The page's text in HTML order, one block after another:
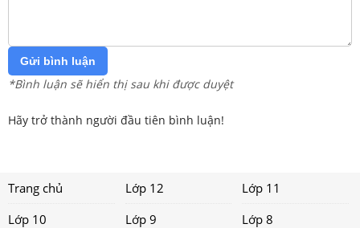
Gửi bình luận
*Bình luận sẽ hiển thị sau khi được duyệt
Hãy trở thành người đầu tiên bình luận!
Trang chủ Lớp 12
Lớp 11
Lớp 10
Lớp 9
Lớp 8